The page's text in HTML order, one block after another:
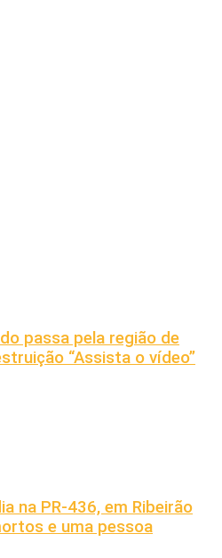
passa pela região de
“Assista o vídeo”
na PR-436, em Ribeirão
e uma pessoa